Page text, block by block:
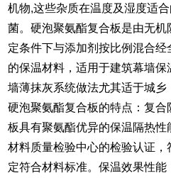
机物,这些杂质在温度及湿度适
菌。硬泡聚氨酯复合板是由无
定条件下与添加剂按比例混合
的保温材料，适用于建筑幕墙
墙薄抹灰系统做法尤其适于城乡
硬泡聚氨酯复合板的特点：复
板具有聚氨酯优异的保温隔热
材料质量检验中心的检验认证
定符合材料标准。保温效果性